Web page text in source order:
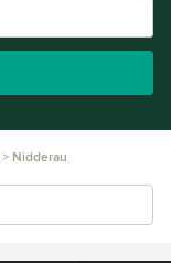
Nidderau